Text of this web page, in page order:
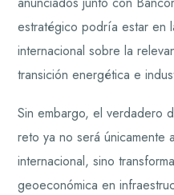
estratégico podría estar en
internacional sobre la
transición energética e
Sin embargo, el verdadero
reto ya no será únicamente
internacional, sino
geoeconómica en